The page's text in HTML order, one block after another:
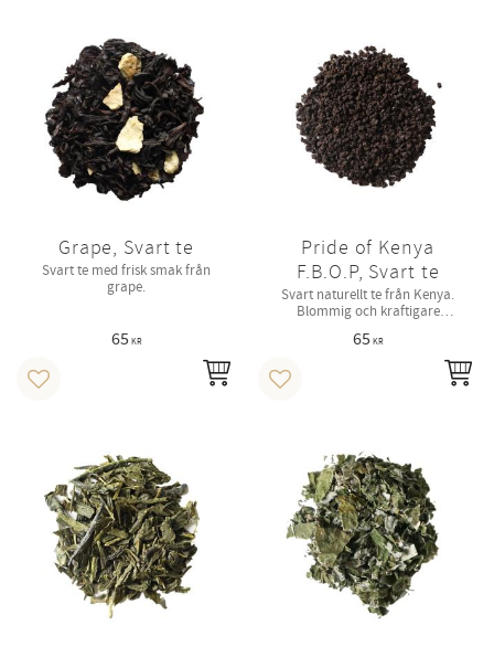
Grape, Svart te
Svart te med frisk smak från
grape.
65 KR
Lägg till i favoriter
Pride of Kenya
F.B.O.P, Svart te
Svart naturellt te från Kenya.
Blommig och kraftigare
65 KR
Lägg till i favoriter